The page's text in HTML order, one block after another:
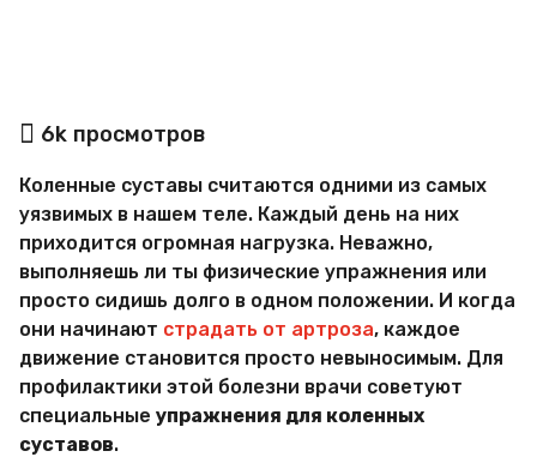
а
в
о
р
М
и
р
Х
и
т
р
о
с
т
6k просмотров
Коленные суставы считаются одними из самых
уязвимых в нашем теле. Каждый день на них
приходится огромная нагрузка. Неважно,
выполняешь ли ты физические упражнения или
просто сидишь долго в одном положении. И когда
они начинают страдать от артроза, каждое
движение становится просто невыносимым. Для
профилактики этой болезни врачи советуют
специальные упражнения для коленных
суставов.